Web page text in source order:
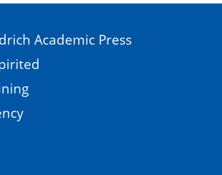
Academic Press